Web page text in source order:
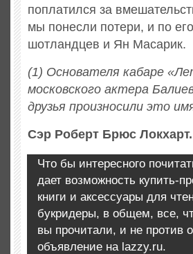
поплатился за
мы понесли потери, и по
шотландцев и Ян Масарик.
(1) Основателя кабаре
московского актера
друзья произносили это
Сэр Роберт Брюс
Что бы интересного
дает возможность купить-
книги и аксессуары для
букридеры, в общем, все,
вы прочитали, и не против
объявление на lazzy.ru.